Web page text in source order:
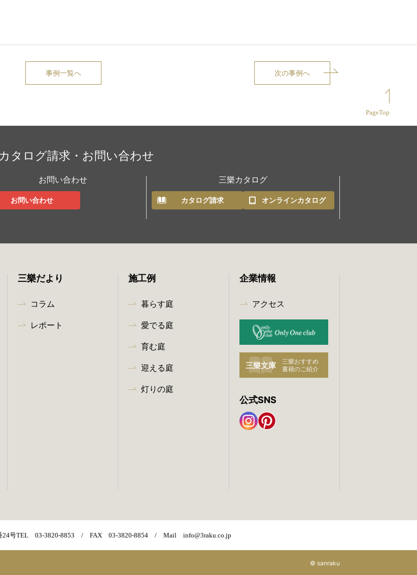
事例一覧へ 次の事例へ
PageTop
カタログ請求・お問い合わせ
お問い合わせ
お問い合わせ
三樂カタログ
カタログ請求 オンラインカタログ
三樂だより
コラム
レポート
施工例
暮らす庭
愛でる庭
育む庭
迎える庭
灯りの庭
企業情報
アクセス
公式SNS
24号TEL 03-3820-8853 / FAX 03-3820-8854 / Mail info@3raku.co.jp
© sanraku